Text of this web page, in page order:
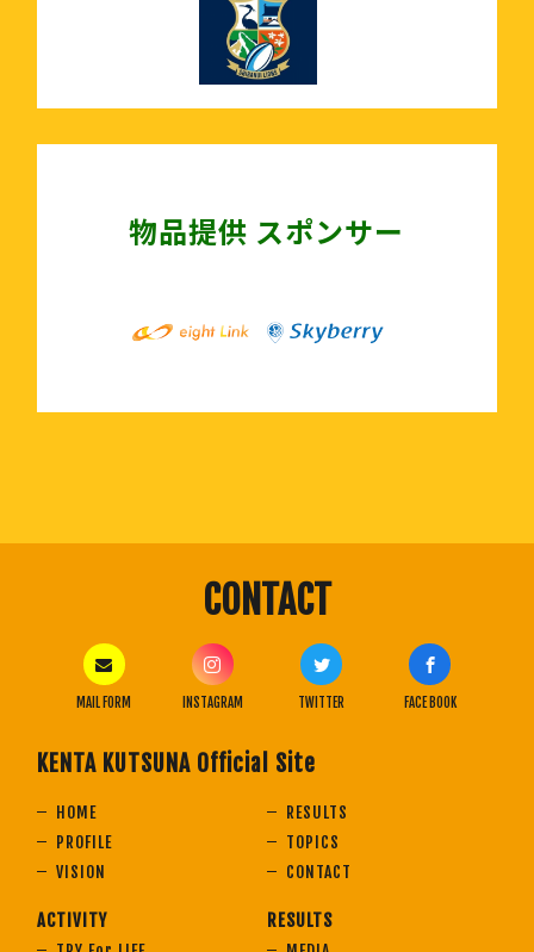
物品提供 スポンサー
CONTACT
MAIL FORM INSTAGRAM TWITTER FACE BOOK
KENTA KUTSUNA Official Site
HOME
PROFILE
VISION
RESULTS
TOPICS
CONTACT
ACTIVITY RESULTS